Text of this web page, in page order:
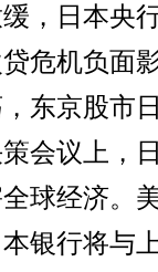
，日本央
机负面影
东京股市
会议上，
球经济。
银行将与